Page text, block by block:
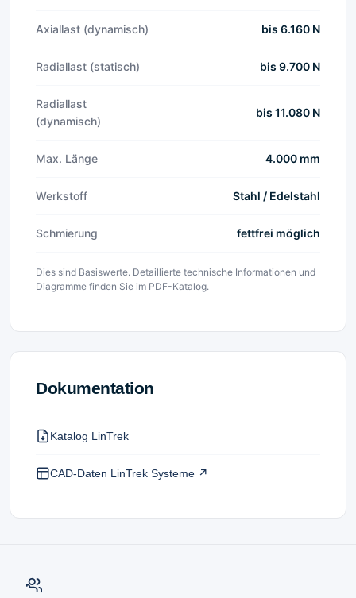
Axiallast (dynamisch) bis 6.160 N
Radiallast (statisch) bis 9.700 N
Radiallast
(dynamisch)
bis 11.080 N
Max. Länge 4.000 mm
Werkstoff Stahl / Edelstahl
Schmierung fettfrei möglich
Dies sind Basiswerte. Detaillierte technische Informationen und
Diagramme finden Sie im PDF-Katalog.
Dokumentation
Katalog LinTrek
CAD-Daten LinTrek Systeme ↗